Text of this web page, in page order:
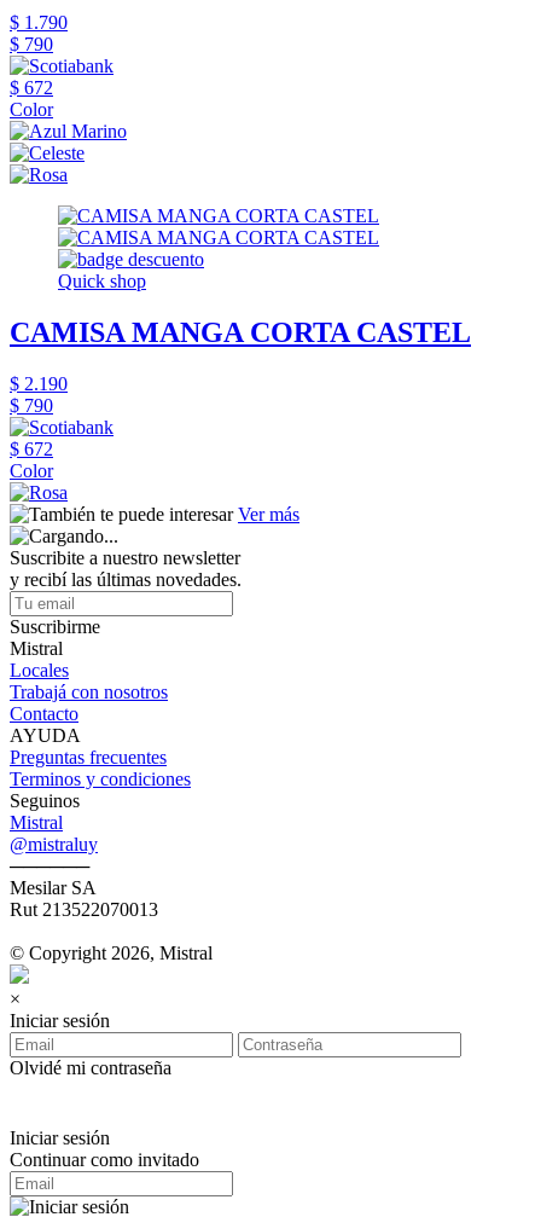
$ 1.790
$ 790
$ 672
Color
Quick shop
CAMISA MANGA CORTA CASTEL
$ 2.190
$ 790
$ 672
Color
Ver más
Suscribite a nuestro newsletter
y recibí las últimas novedades.
Suscribirme
Mistral
Locales
Trabajá con nosotros
Contacto
AYUDA
Preguntas frecuentes
Terminos y condiciones
Seguinos
Mistral
@mistraluy
──────
Mesilar SA
Rut 213522070013
© Copyright 2026, Mistral
×
Iniciar sesión
Olvidé mi contraseña
Iniciar sesión
Continuar como invitado